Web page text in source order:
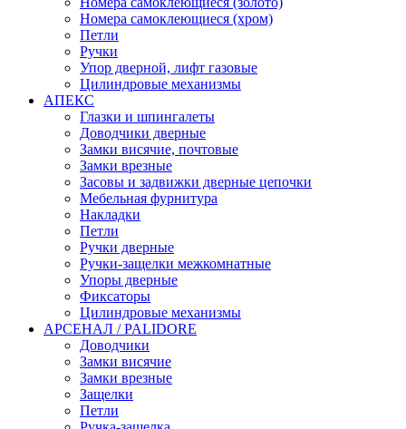
Номера самоклеющиеся (хром)
Петли
Ручки
Упор дверной, лифт газовые
Цилиндровые механизмы
АПЕКС
Глазки и шпингалеты
Доводчики дверные
Замки висячие, почтовые
Замки врезные
Засовы и задвижки дверные цепочки
Мебельная фурнитура
Накладки
Петли
Ручки дверные
Ручки-защелки межкомнатные
Упоры дверные
Фиксаторы
Цилиндровые механизмы
АРСЕНАЛ / PALIDORE
Доводчики
Замки висячие
Замки врезные
Защелки
Петли